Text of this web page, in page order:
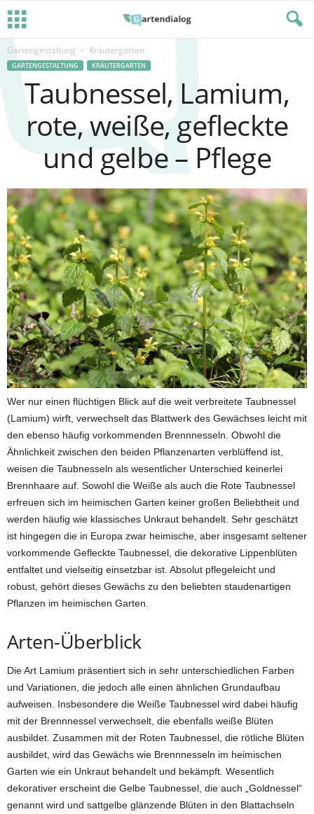
Gartengestaltung Kräutergarten
GARTENGESTALTUNG KRÄUTERGARTEN
Taubnessel, Lamium,
rote, weiße, gefleckte
und gelbe – Pflege
Wer nur einen flüchtigen Blick auf die weit verbreitete Taubnessel
(Lamium) wirft, verwechselt das Blattwerk des Gewächses leicht mit
den ebenso häufig vorkommenden Brennnesseln. Obwohl die
Ähnlichkeit zwischen den beiden Pflanzenarten verblüffend ist,
weisen die Taubnesseln als wesentlicher Unterschied keinerlei
Brennhaare auf. Sowohl die Weiße als auch die Rote Taubnessel
erfreuen sich im heimischen Garten keiner großen Beliebtheit und
werden häufig wie klassisches Unkraut behandelt. Sehr geschätzt
ist hingegen die in Europa zwar heimische, aber insgesamt seltener
vorkommende Gefleckte Taubnessel, die dekorative Lippenblüten
entfaltet und vielseitig einsetzbar ist. Absolut pflegeleicht und
robust, gehört dieses Gewächs zu den beliebten staudenartigen
Pflanzen im heimischen Garten.
Arten-Überblick
Die Art Lamium präsentiert sich in sehr unterschiedlichen Farben
und Variationen, die jedoch alle einen ähnlichen Grundaufbau
aufweisen. Insbesondere die Weiße Taubnessel wird dabei häufig
mit der Brennnessel verwechselt, die ebenfalls weiße Blüten
ausbildet. Zusammen mit der Roten Taubnessel, die rötliche Blüten
ausbildet, wird das Gewächs wie Brennnesseln im heimischen
Garten wie ein Unkraut behandelt und bekämpft. Wesentlich
dekorativer erscheint die Gelbe Taubnessel, die auch „Goldnessel“
genannt wird und sattgelbe glänzende Blüten in den Blattachseln